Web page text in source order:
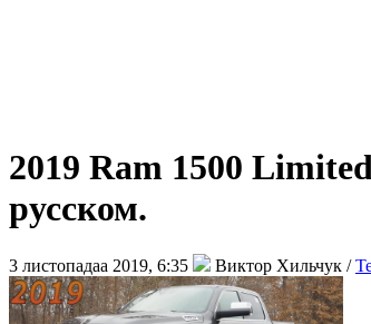
2019 Ram 1500
русском.
3 листопадаа 2019, 6:35 Виктор Хильчук /